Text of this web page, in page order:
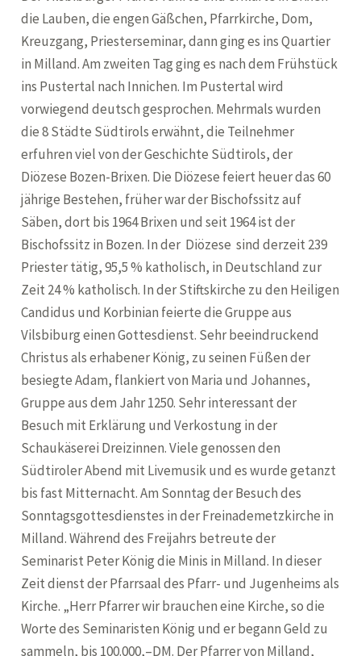
die Lauben, die engen Gäßchen, Pfarrkirche, Dom,
Kreuzgang, Priesterseminar, dann ging es ins Quartier
in Milland. Am zweiten Tag ging es nach dem Frühstück
ins Pustertal nach Innichen. Im Pustertal wird
vorwiegend deutsch gesprochen. Mehrmals wurden
die 8 Städte Südtirols erwähnt, die Teilnehmer
erfuhren viel von der Geschichte Südtirols, der
Diözese Bozen-Brixen. Die Diözese feiert heuer das 60
jährige Bestehen, früher war der Bischofssitz auf
Säben, dort bis 1964 Brixen und seit 1964 ist der
Bischofssitz in Bozen. In der Diözese sind derzeit 239
Priester tätig, 95,5 % katholisch, in Deutschland zur
Zeit 24 % katholisch. In der Stiftskirche zu den Heiligen
Candidus und Korbinian feierte die Gruppe aus
Vilsbiburg einen Gottesdienst. Sehr beeindruckend
Christus als erhabener König, zu seinen Füßen der
besiegte Adam, flankiert von Maria und Johannes,
Gruppe aus dem Jahr 1250. Sehr interessant der
Besuch mit Erklärung und Verkostung in der
Schaukäserei Dreizinnen. Viele genossen den
Südtiroler Abend mit Livemusik und es wurde getanzt
bis fast Mitternacht. Am Sonntag der Besuch des
Sonntagsgottesdienstes in der Freinademetzkirche in
Milland. Während des Freijahrs betreute der
Seminarist Peter König die Minis in Milland. In dieser
Zeit dienst der Pfarrsaal des Pfarr- und Jugenheims als
Kirche. „Herr Pfarrer wir brauchen eine Kirche, so die
Worte des Seminaristen König und er begann Geld zu
sammeln, bis 100.000,–DM. Der Pfarrer von Milland,